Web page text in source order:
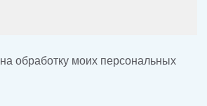
на обработку моих персональных